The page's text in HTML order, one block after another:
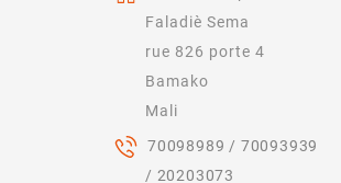
Faladiè Sema
rue 826 porte 4
Bamako
Mali
70098989 / 70093939
/ 20203073